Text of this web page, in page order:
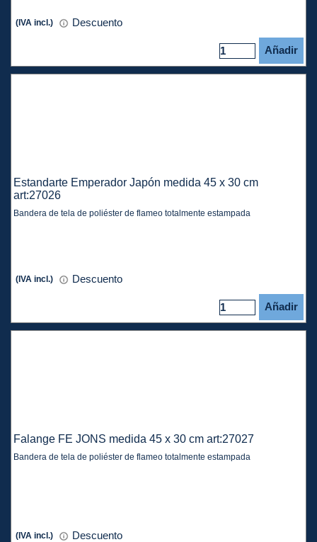
(IVA incl.) Descuento
Añadir
Estandarte Emperador Japón medida 45 x 30 cm
art:27026
Bandera de tela de poliéster de flameo totalmente estampada
(IVA incl.) Descuento
Añadir
Falange FE JONS medida 45 x 30 cm art:27027
Bandera de tela de poliéster de flameo totalmente estampada
(IVA incl.) Descuento